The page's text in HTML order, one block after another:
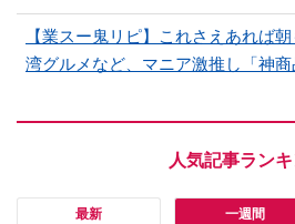
【業スー鬼リピ】これさえあれば
湾グルメなど、マニア激推し「神商
最新 一週間